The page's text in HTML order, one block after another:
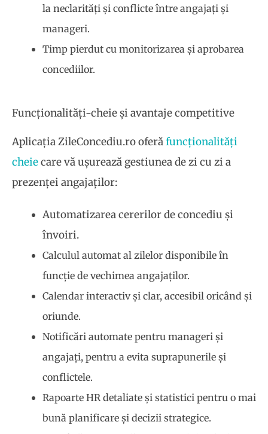
la neclarități și conflicte între angajați și
manageri.
Timp pierdut cu monitorizarea și aprobarea
concediilor.
Funcționalități-cheie și avantaje competitive
Aplicația ZileConcediu.ro oferăfuncționalități
cheiecare vă ușurează gestiunea de zi cu zi a
prezenței angajaților:
Automatizarea cererilor de concediu și
învoiri.
Calculul automat al zilelor disponibile în
funcție de vechimea angajaților.
Calendar interactiv și clar, accesibil oricând și
oriunde.
Notificări automate pentru manageri și
angajați, pentru a evita suprapunerile și
conflictele.
Rapoarte HR detaliate și statistici pentru o mai
bună planificare și decizii strategice.